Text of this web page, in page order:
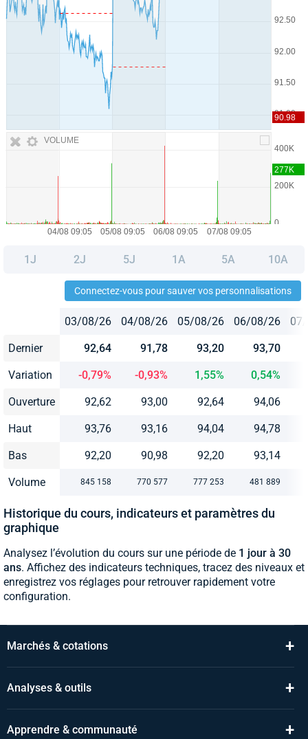
VOLUME
1J 2J 5J 1A 5A 10A
Connectez-vous pour sauver vos personnalisations
03/08/26 04/08/26 05/08/26 06/08/26
Dernier 92,64 91,78 93,20 93,70
Variation -0,79% -0,93% 1,55% 0,54%
Ouverture 92,62 93,00 92,64 94,06
Haut 93,76 93,16 94,04 94,78
Bas 92,20 90,98 92,20 93,14
Volume 845 158 770 577 777 253 481 889
Historique du cours, indicateurs et paramètres du
graphique
Analysez l’évolution du cours sur une période de 1 jour à 30
ans. Affichez des indicateurs techniques, tracez des niveaux et
enregistrez vos réglages pour retrouver rapidement votre
configuration.
Marchés & cotations +
Analyses & outils +
Apprendre & communauté +